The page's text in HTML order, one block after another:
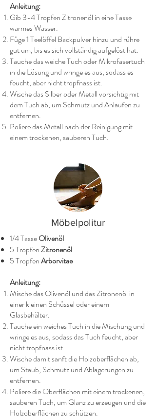
Anleitung:
Gib 3-4 Tropfen Zitronenöl in eine Tasse
warmes Wasser.
Füge 1 Teelöffel Backpulver hinzu und rühre
gut um, bis es sich vollständig aufgelöst hat.
Tauche das weiche Tuch oder Mikrofasertuch
in die Lösung und wringe es aus, sodass es
feucht, aber nicht tropfnass ist.
Wische das Silber oder Metall vorsichtig mit
dem Tuch ab, um Schmutz und Anlaufen zu
entfernen.
Poliere das Metall nach der Reinigung mit
einem trockenen, sauberen Tuch.
Möbelpolitur
1/4 TasseOlivenöl
5 TropfenZitronenöl
5 TropfenArborvitae
Anleitung:
Mische das Olivenöl und das Zitronenöl in
einer kleinen Schüssel oder einem
Glasbehälter.
Tauche ein weiches Tuch in die Mischung und
wringe es aus, sodass das Tuch feucht, aber
nicht tropfnass ist.
Wische damit sanft die Holzoberflächen ab,
um Staub, Schmutz und Ablagerungen zu
entfernen.
Poliere die Oberflächen mit einem trockenen,
sauberen Tuch, um Glanz zu erzeugen und die
Holzoberflächen zu schützen.